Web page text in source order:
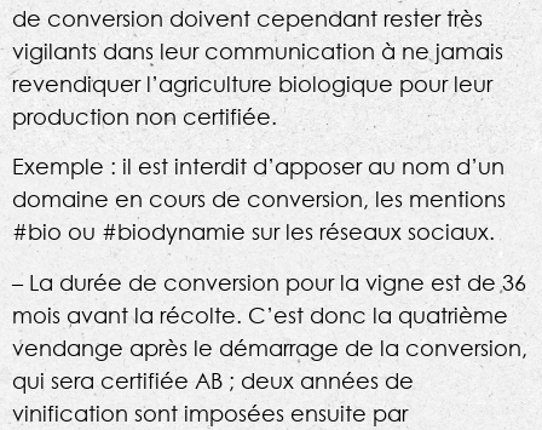
de conversion doivent cependant rester très
vigilants dans leur communication à ne jamais
revendiquer l’agriculture biologique pour leur
production non certifiée.
Exemple : il est interdit d’apposer au nom d’un
domaine en cours de conversion, les mentions
#bio ou #biodynamie sur les réseaux sociaux.
– La durée de conversion pour la vigne est de 36
mois avant la récolte. C’est donc la quatrième
vendange après le démarrage de la conversion,
qui sera certifiée AB ; deux années de
vinification sont imposées ensuite par